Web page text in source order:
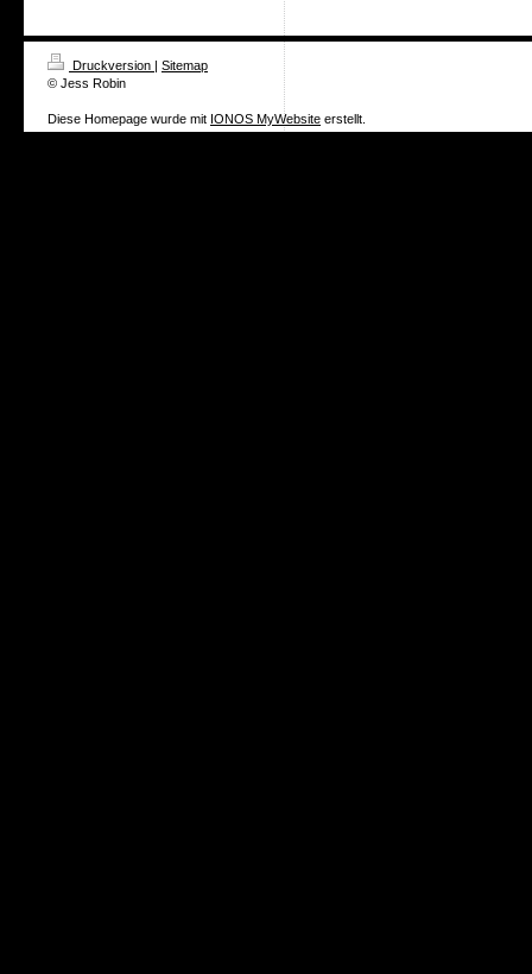
Druckversion
Sitemap
© Jess Robin
Diese Homepage wurde mit IONOS MyWebsite erstellt.